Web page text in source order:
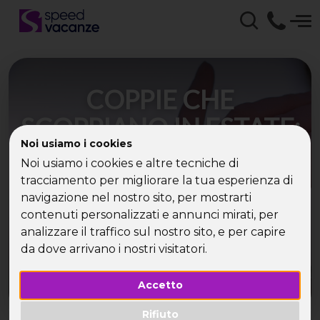
Noi usiamo i cookies
Noi usiamo i cookies e altre tecniche di
tracciamento per migliorare la tua esperienza di
navigazione nel nostro sito, per mostrarti
contenuti personalizzati e annunci mirati, per
analizzare il traffico sul nostro sito, e per capire
da dove arrivano i nostri visitatori.
Accetto
Rifiuto
COPPIE CHE
SCOPPIANO IN ESTATE:
IL BOOM DEI VIAGGI
SINGLE LAST MINUTE
Il numero di single che preferiscono prenotare
un viaggio last minute è in continua crescita: ma
quali sono i motivi dietro a tutto ciò?